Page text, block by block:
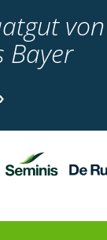
von
Bayer